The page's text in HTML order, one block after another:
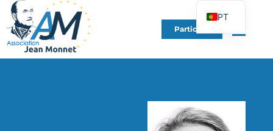
Participe
PT
FR
EN
IT